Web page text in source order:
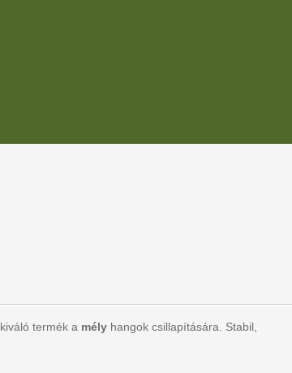
kiváló termék a mély hangok csillapítására. Stabil,